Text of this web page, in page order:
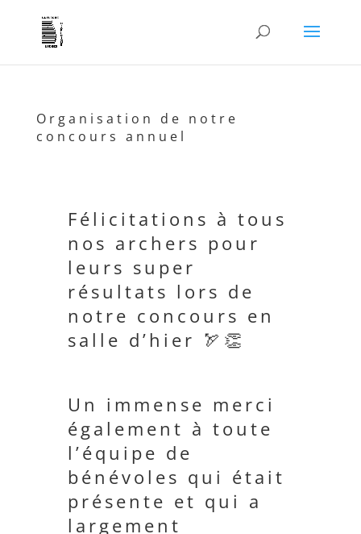
Organisation de notre
concours annuel
Félicitations à tous
nos archers pour
leurs super
résultats lors de
notre concours en
salle d’hier 🏹👏
Un immense merci
également à toute
l’équipe de
bénévoles qui était
présente et qui a
largement